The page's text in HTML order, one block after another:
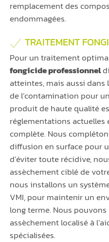
remplacement des
endommagées.
TRAITEMENT
Pour un traitement
fongicide professionnel
atteintes, mais aussi
de l’contamination pour
produit de haute qualité
réglementations
complète. Nous
diffusion en surface pour
d’éviter toute récidive,
assèchement ciblé de
nous installons un
VMI, pour maintenir un
long terme. Nous
assèchement localisé à
spécialisées.